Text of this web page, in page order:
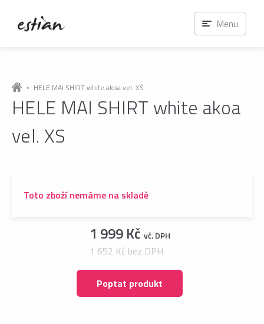
HELE MAI SHIRT white akoa vel. XS
HELE MAI SHIRT white akoa
vel. XS
Toto zboží nemáme na skladě
1 999 Kč vč. DPH
1 652 Kč bez DPH
Poptat produkt
Menu